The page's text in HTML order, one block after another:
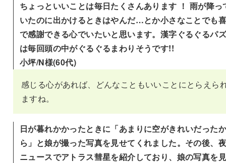
ちょっといいことは毎日たくさんあります ！ 雨が降っ
いたのに出かけるときはやんだ…とか小さなことでも
で感謝できる心でいたいと思います。漢字ぐるぐるパ
は毎回頭の中がぐるぐるまわりそうです!!
小坪/N様(60代)
感じる心があれば、どんなこともいいことにとらえら
ますね。
日が暮れかかったときに「あまりに空がきれいだったか
ら」と娘が撮った写真を見せてくれました。その後、
ニュースでアトラス彗星を紹介しており、娘の写真を